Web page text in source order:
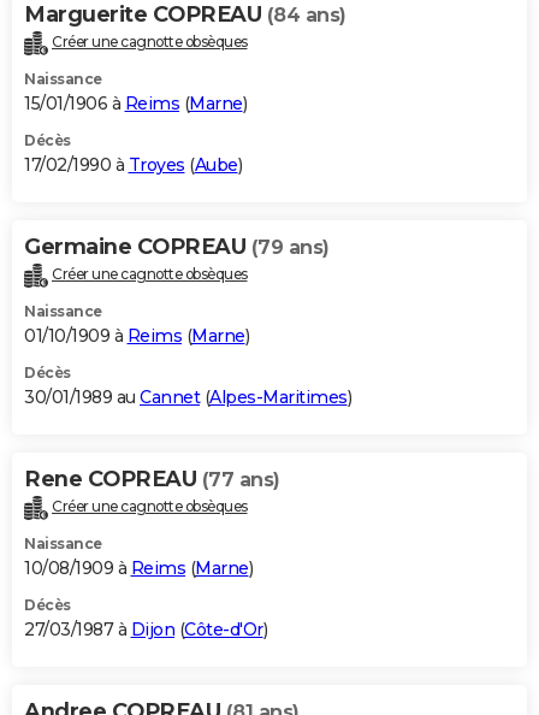
Marguerite COPREAU (84 ans)
Créer une cagnotte obsèques
Naissance
15/01/1906 à Reims (Marne)
Décès
17/02/1990 à Troyes (Aube)
Germaine COPREAU (79 ans)
Créer une cagnotte obsèques
Naissance
01/10/1909 à Reims (Marne)
Décès
30/01/1989 au Cannet(Alpes-Maritimes)
Rene COPREAU (77 ans)
Créer une cagnotte obsèques
Naissance
10/08/1909 à Reims (Marne)
Décès
27/03/1987 à Dijon (Côte-d'Or)